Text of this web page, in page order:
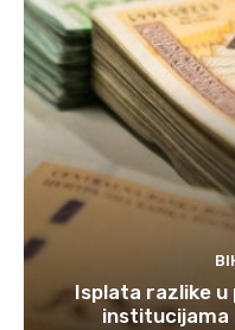
Isplata razlike u
institucijama